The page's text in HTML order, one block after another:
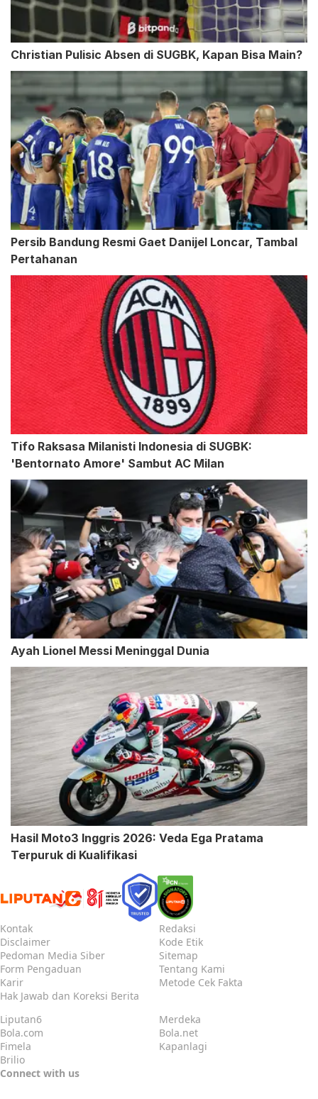
Christian Pulisic Absen di SUGBK, Kapan Bisa Main?
Persib Bandung Resmi Gaet Danijel Loncar, Tambal
Pertahanan
Tifo Raksasa Milanisti Indonesia di SUGBK:
'Bentornato Amore' Sambut AC Milan
Ayah Lionel Messi Meninggal Dunia
Hasil Moto3 Inggris 2026: Veda Ega Pratama
Terpuruk di Kualifikasi
Kontak
Redaksi
Disclaimer
Kode Etik
Pedoman Media Siber
Sitemap
Form Pengaduan
Tentang Kami
Karir
Metode Cek Fakta
Hak Jawab dan Koreksi Berita
Liputan6
Merdeka
Bola.com
Bola.net
Fimela
Kapanlagi
Brilio
Connect with us